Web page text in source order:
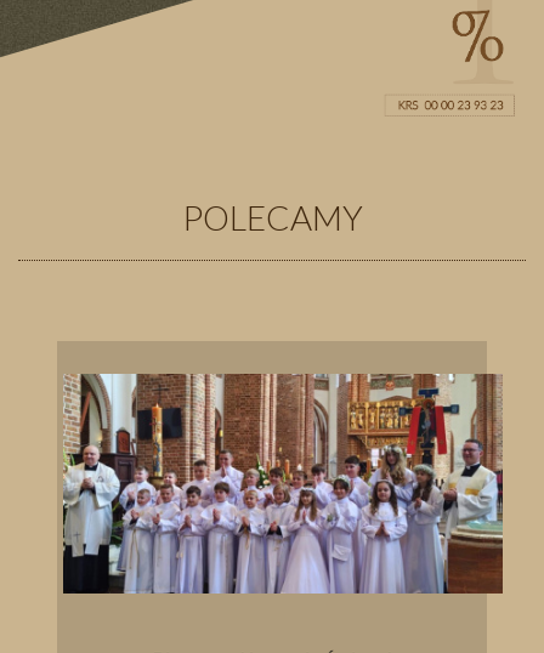
POLECAMY